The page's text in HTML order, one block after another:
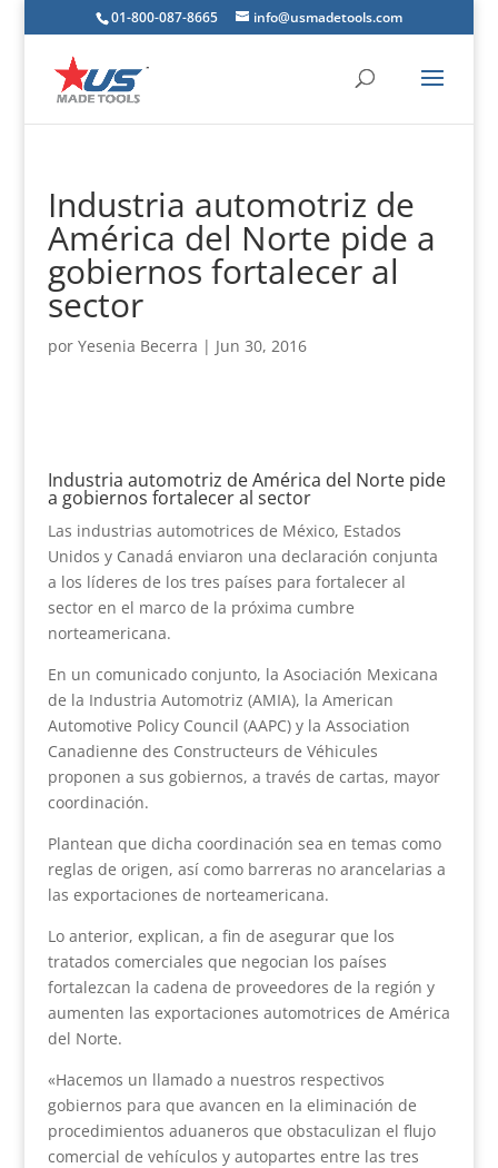
01-800-087-8665 info@usmadetools.com
Industria automotriz de
América del Norte pide a
gobiernos fortalecer al
sector
por Yesenia Becerra | Jun 30, 2016
Industria automotriz de América del Norte pide
a gobiernos fortalecer al sector
Las industrias automotrices de México, Estados
Unidos y Canadá enviaron una declaración conjunta
a los líderes de los tres países para fortalecer al
sector en el marco de la próxima cumbre
norteamericana.
En un comunicado conjunto, la Asociación Mexicana
de la Industria Automotriz (AMIA), la American
Automotive Policy Council (AAPC) y la Association
Canadienne des Constructeurs de Véhicules
proponen a sus gobiernos, a través de cartas, mayor
coordinación.
Plantean que dicha coordinación sea en temas como
reglas de origen, así como barreras no arancelarias a
las exportaciones de norteamericana.
Lo anterior, explican, a fin de asegurar que los
tratados comerciales que negocian los países
fortalezcan la cadena de proveedores de la región y
aumenten las exportaciones automotrices de América
del Norte.
«Hacemos un llamado a nuestros respectivos
gobiernos para que avancen en la eliminación de
procedimientos aduaneros que obstaculizan el flujo
comercial de vehículos y autopartes entre las tres